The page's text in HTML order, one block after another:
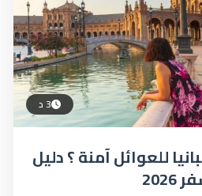
3 د
للعوائل آمنة ؟ دليل